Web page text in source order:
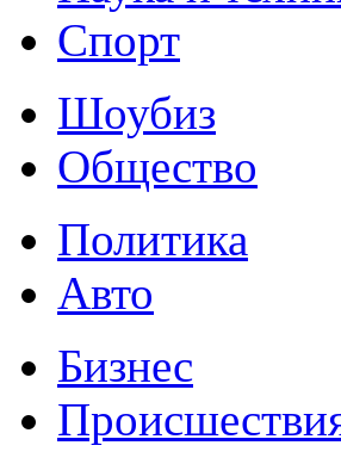
Спорт
Шоубиз
Общество
Политика
Авто
Бизнес